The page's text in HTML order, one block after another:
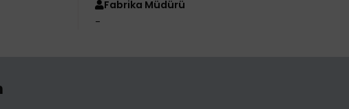
Fabrika Müdürü
-